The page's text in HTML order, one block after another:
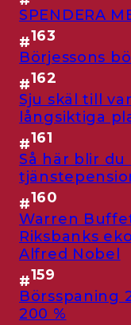
SPENDERA
#163
Börjessons
#162
Sju skäl till
långsiktiga
#161
Så här blir
#160
Warren
Riksbanks
Alfred Nobel
#159
Börsspaning
200 %